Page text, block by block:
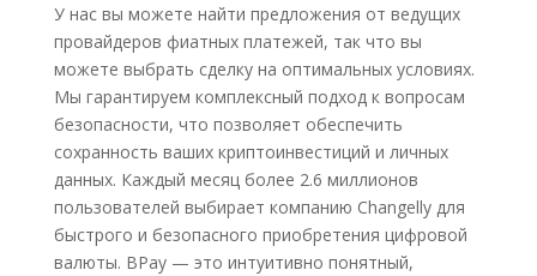
У нас вы можете найти предложения от ведущих
провайдеров фиатных платежей, так что вы
можете выбрать сделку на оптимальных условиях.
Мы гарантируем комплексный подход к вопросам
безопасности, что позволяет обеспечить
сохранность ваших криптоинвестиций и личных
данных. Каждый месяц более 2.6 миллионов
пользователей выбирает компанию Changelly для
быстрого и безопасного приобретения цифровой
валюты. BPay — это интуитивно понятный,